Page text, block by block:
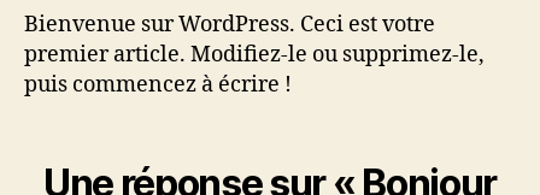
Bienvenue sur WordPress. Ceci est votre
premier article. Modifiez-le ou supprimez-le,
puis commencez à écrire !
Une réponse sur « Bonjour